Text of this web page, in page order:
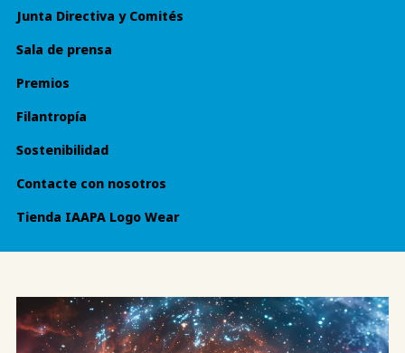
Junta Directiva y Comités
Sala de prensa
Premios
Filantropía
Sostenibilidad
Contacte con nosotros
Tienda IAAPA Logo Wear
Misión Visión